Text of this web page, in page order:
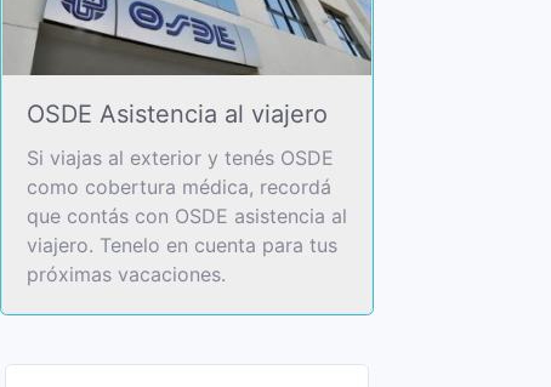
OSDE Asistencia al viajero
Si viajas al exterior y tenés OSDE
como cobertura médica, recordá
que contás con OSDE asistencia al
viajero. Tenelo en cuenta para tus
próximas vacaciones.